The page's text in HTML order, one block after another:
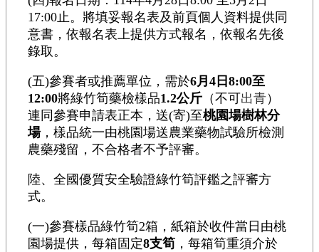
17:00止。將填妥報名表及前頁個人資料提供同
意書，依報名表上提供方式報名，依報名先後
錄取。
(五)參賽者或推薦單位，需於6月4日8:00至
12:00將綠竹筍藥檢樣品1.2公斤 （不可出青）
連同參賽申請表正本，送(寄)至桃園場樹林分
場，樣品統一由桃園場送農業藥物試驗所檢測
農藥殘留，不合格者不予評審。
陸、全國優質安全驗證綠竹筍評鑑之評審方
式。
(一)參賽樣品綠竹筍2箱，紙箱於收件當日由桃
園場提供，每箱固定8支筍 ，每箱筍重須介於